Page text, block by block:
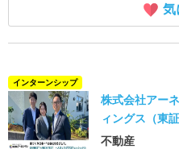
気
インターンシップ
株式会社アー
ィングス（東
不動産